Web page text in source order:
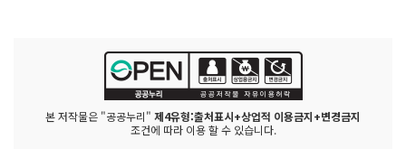
본 저작물은 "공공누리" 제4유형:출처표시+상업적 이용금지+변경금지
조건에 따라 이용 할 수 있습니다.